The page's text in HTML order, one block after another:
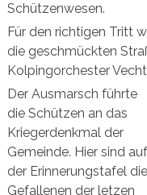
Schützenwesen.
Für den richtigen Tritt
die geschmückten
Kolpingorchester
Der Ausmarsch führte
die Schützen an das
Kriegerdenkmal der
Gemeinde. Hier sind auf
der Erinnerungstafel die
Gefallenen der letzen